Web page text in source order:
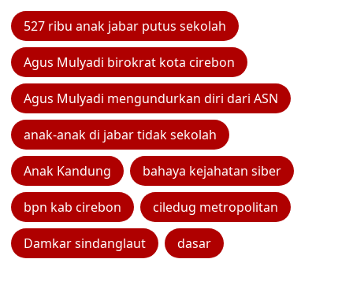
527 ribu anak jabar putus sekolah
Agus Mulyadi birokrat kota cirebon
Agus Mulyadi mengundurkan diri dari ASN
anak-anak di jabar tidak sekolah
Anak Kandung bahaya kejahatan siber
bpn kab cirebon ciledug metropolitan
Damkar sindanglaut dasar